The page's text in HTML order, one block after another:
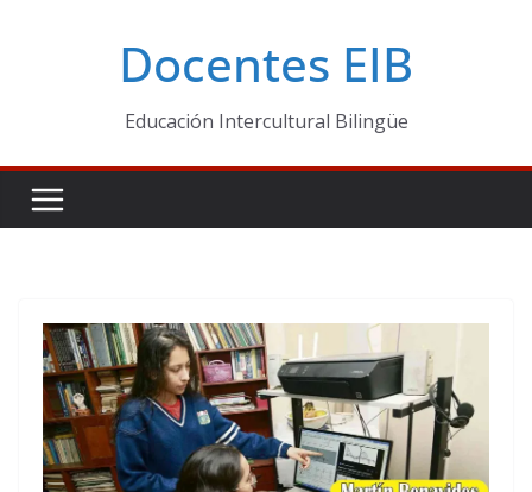
Docentes EIB
Educación Intercultural Bilingüe